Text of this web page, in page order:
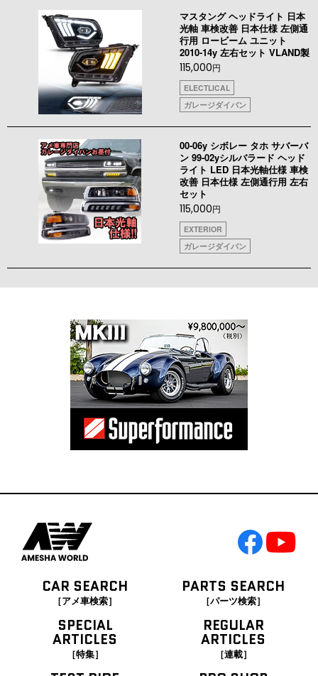
マスタング ヘッドライト 日本
光軸 車検改善 日本仕様 左側通
行用 ロービーム ユニット
2010-14y 左右セット VLAND製
115,000円
ELECTLICAL
ガレージダイバン
00-06y シボレー タホ サバーバ
ン 99-02yシルバラード ヘッド
ライト LED 日本光軸仕様 車検
改善 日本仕様 左側通行用 左右
セット
115,000円
EXTERIOR
ガレージダイバン
CAR SEARCH
［アメ車検索］
PARTS SEARCH
［パーツ検索］
SPECIAL
ARTICLES
［特集］
REGULAR
ARTICLES
［連載］